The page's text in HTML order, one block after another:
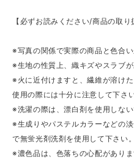
【必ずお読みください/商品の取り
※写真の関係で実際の商品と色合
※生地の性質上、織キズやスラブが
※火に近付けますと、繊維が溶け
使用の際には十分に注意して下さい
※洗濯の際は、漂白剤を使用しない
※生成りやパステルカラーなどの
で無蛍光剤洗剤を使用して下さい。
※濃色品は、色落ちの心配があり